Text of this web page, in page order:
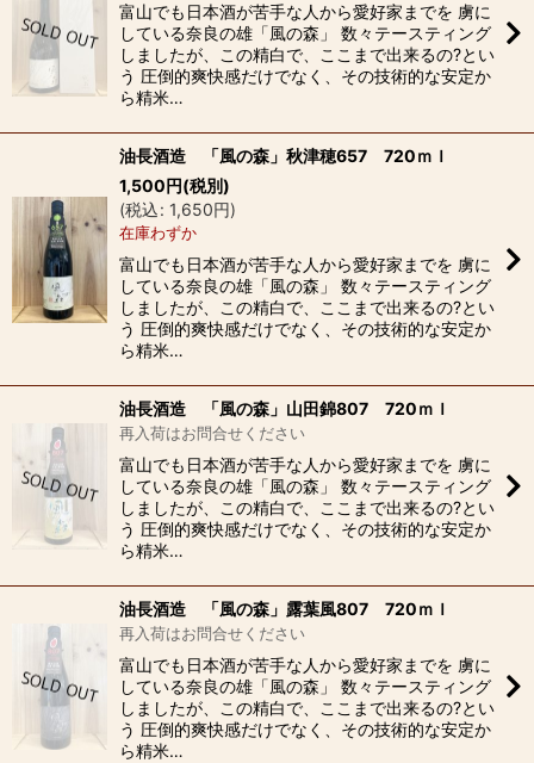
富山でも日本酒が苦手な人から愛好家までを 虜に
している奈良の雄「風の森」 数々テースティング
しましたが、この精白で、ここまで出来るの?とい
う 圧倒的爽快感だけでなく、その技術的な安定か
ら精米…
油長酒造 「風の森」秋津穂657 720ｍｌ
1,500円(税別)
(税込: 1,650円)
在庫わずか
富山でも日本酒が苦手な人から愛好家までを 虜に
している奈良の雄「風の森」 数々テースティング
しましたが、この精白で、ここまで出来るの?とい
う 圧倒的爽快感だけでなく、その技術的な安定か
ら精米…
油長酒造 「風の森」山田錦807 720ｍｌ
再入荷はお問合せください
富山でも日本酒が苦手な人から愛好家までを 虜に
している奈良の雄「風の森」 数々テースティング
しましたが、この精白で、ここまで出来るの?とい
う 圧倒的爽快感だけでなく、その技術的な安定か
ら精米…
油長酒造 「風の森」露葉風807 720ｍｌ
再入荷はお問合せください
富山でも日本酒が苦手な人から愛好家までを 虜に
している奈良の雄「風の森」 数々テースティング
しましたが、この精白で、ここまで出来るの?とい
う 圧倒的爽快感だけでなく、その技術的な安定か
ら精米…